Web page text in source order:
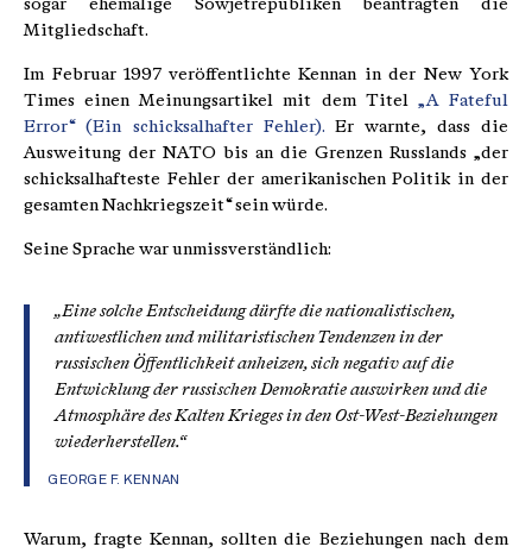
sogar ehemalige Sowjetrepubliken beantragten die
Mitgliedschaft.
Im Februar 1997 veröffentlichte Kennan in der New York
Times einen Meinungsartikel mit dem Titel „A Fateful
Error“ (Ein schicksalhafter Fehler).Er warnte, dass die
Ausweitung der NATO bis an die Grenzen Russlands „der
schicksalhafteste Fehler der amerikanischen Politik in der
gesamten Nachkriegszeit“ sein würde.
Seine Sprache war unmissverständlich:
„Eine solche Entscheidung dürfte die nationalistischen,
antiwestlichen und militaristischen Tendenzen in der
russischen Öffentlichkeit anheizen, sich negativ auf die
Entwicklung der russischen Demokratie auswirken und die
Atmosphäre des Kalten Krieges in den Ost-West-Beziehungen
wiederherstellen.“
GEORGE F. KENNAN
Warum, fragte Kennan, sollten die Beziehungen nach dem